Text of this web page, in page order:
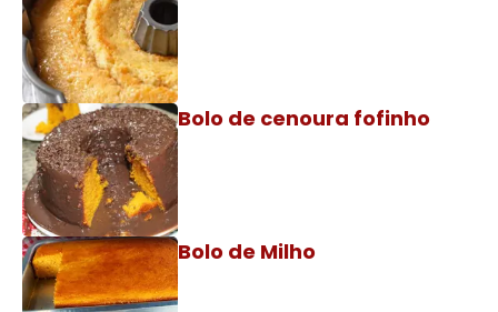
Bolo de cenoura fofinho
Bolo de Milho